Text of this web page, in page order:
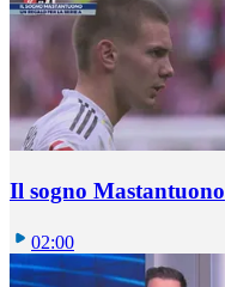
Il sogno Mastantuono
02:00